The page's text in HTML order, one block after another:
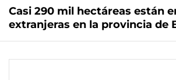
Casi 290 mil hectáreas están
extranjeras en la provincia de